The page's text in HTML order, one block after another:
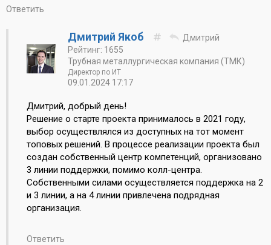
Ответить
Дмитрий Якоб
Дмитрий
Рейтинг: 1655
Трубная металлургическая компания (ТМК)
Директор по ИТ
09.01.2024 17:17
Дмитрий, добрый день!
Решение о старте проекта принималось в 2021 году,
выбор осуществлялся из доступных на тот момент
топовых решений. В процессе реализации проекта был
создан собственный центр компетенций, организовано
3 линии поддержки, помимо колл-центра.
Собственными силами осуществляется поддержка на 2
и 3 линии, а на 4 линии привлечена подрядная
организация.
Ответить